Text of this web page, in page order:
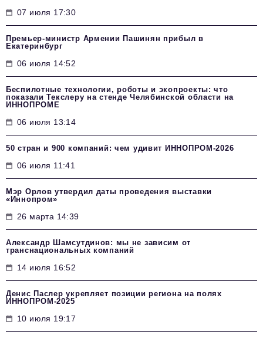
07 июля 17:30
Премьер-министр Армении Пашинян прибыл в
Екатеринбург
06 июля 14:52
Беспилотные технологии, роботы и экопроекты: что
показали Текслеру на стенде Челябинской области на
ИННОПРОМЕ
06 июля 13:14
50 стран и 900 компаний: чем удивит ИННОПРОМ‑2026
06 июля 11:41
Мэр Орлов утвердил даты проведения выставки
«Иннопром»
26 марта 14:39
Александр Шамсутдинов: мы не зависим от
транснациональных компаний
14 июля 16:52
Денис Паслер укрепляет позиции региона на полях
ИННОПРОМ-2025
10 июля 19:17